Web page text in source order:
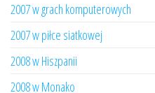
2007 w grach komputerowych
2007 w piłce siatkowej
2008 w Hiszpanii
2008 w Monako